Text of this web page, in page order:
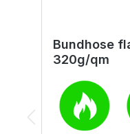
Bundhose
320g/qm